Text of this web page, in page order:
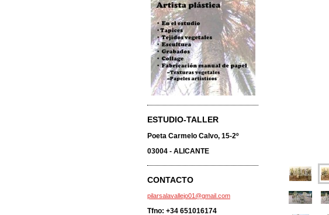
ESTUDIO-TALLER
Poeta Carmelo Calvo, 15-2º
03004 - ALICANTE
CONTACTO
pilarsalavallejo01@gmail.com
Tfno: +34 651016174